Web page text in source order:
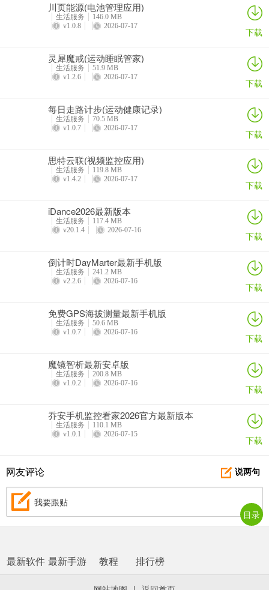
川页能源(电池管理应用)
生活服务
146.0 MB
v1.0.8
2026-07-17 下载
灵犀魔戒(运动睡眠管家)
生活服务
51.9 MB
v1.2.6
2026-07-17 下载
每日走路计步(运动健康记录)
生活服务
70.5 MB
v1.0.7
2026-07-17 下载
思特云联(视频监控应用)
生活服务
119.8 MB
v1.4.2
2026-07-17 下载
iDance2026最新版本
生活服务
117.4 MB
v20.1.4
2026-07-16 下载
倒计时DayMarter最新手机版
生活服务
241.2 MB
v2.2.6
2026-07-16 下载
免费GPS海拔测量最新手机版
生活服务
50.6 MB
v1.0.7
2026-07-16 下载
魔镜智析最新安卓版
生活服务
200.8 MB
v1.0.2
2026-07-16 下载
乔安手机监控看家2026官方最新版本
生活服务
110.1 MB
v1.0.1
2026-07-15 下载
说两句
网友评论
我要跟贴
最新软件 最新手游 教程 排行榜
目录